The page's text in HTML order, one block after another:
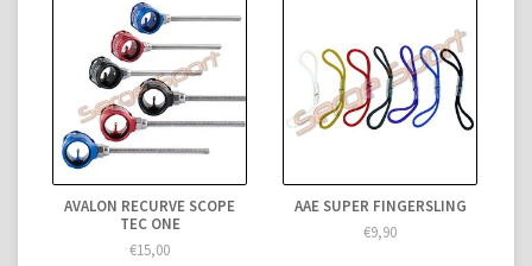
AVALON RECURVE SCOPE
TEC ONE
€15,00
AAE SUPER FINGERSLING
€9,90